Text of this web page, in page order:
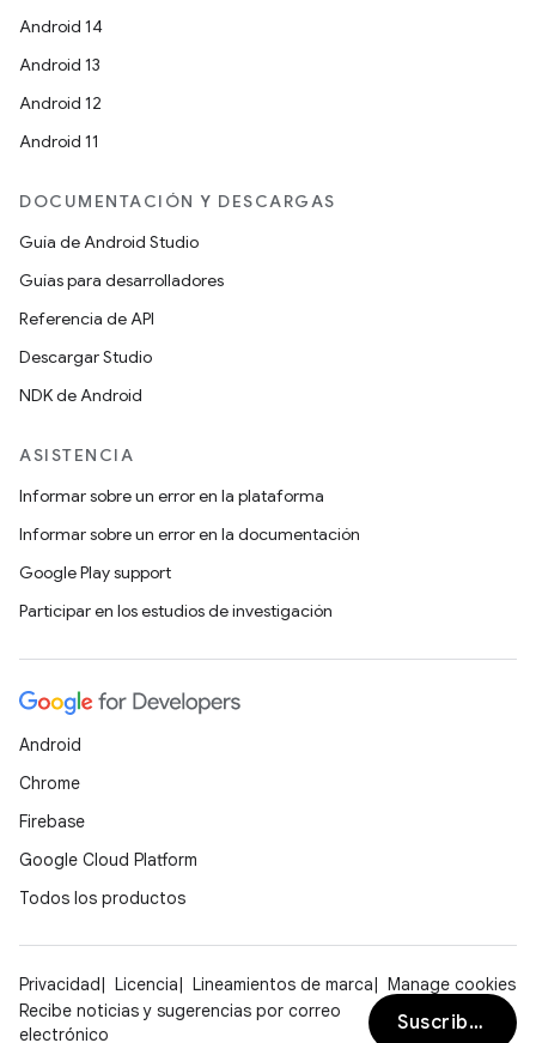
Android 14
Android 13
Android 12
Android 11
DOCUMENTACIÓN Y DESCARGAS
Guía de Android Studio
Guías para desarrolladores
Referencia de API
Descargar Studio
NDK de Android
ASISTENCIA
Informar sobre un error en la plataforma
Informar sobre un error en la documentación
Google Play support
Participar en los estudios de investigación
Android
Chrome
Firebase
Google Cloud Platform
Todos los productos
Privacidad Licencia Lineamientos de marca
Manage cookies
Recibe noticias y sugerencias por correo
electrónico
Suscribirse